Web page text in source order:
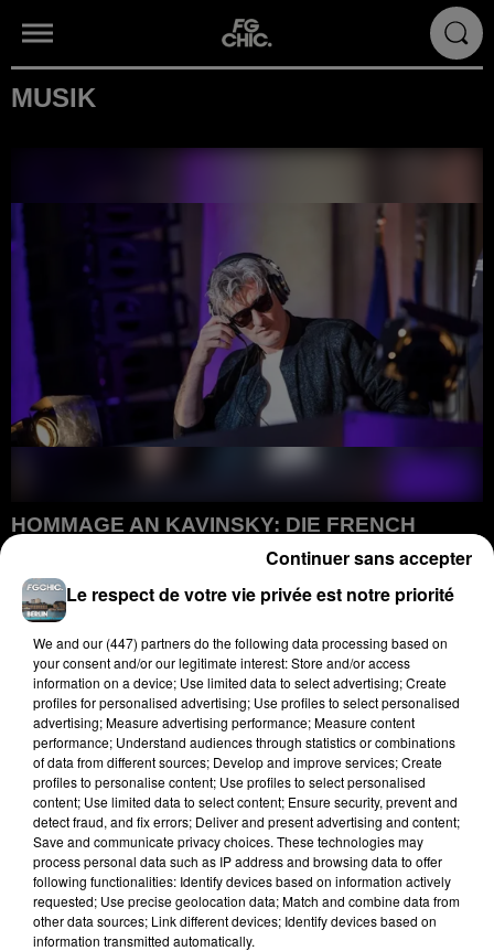
MUSIK
HOMMAGE AN KAVINSKY: DIE FRENCH
TOUCH VERLIERT EINE IHRER GRÖSSTEN...
Hommage an Kavinsky: Die French Touch verliert eine ihrer
größten Ikonen
Le respect de votre vie privée est notre priorité
We and our (447) partnersdo the following data processing based on
your consent and/or our legitimate interest: Store and/or access
information on a device; Use limited data to select advertising; Create
profiles for personalised advertising; Use profiles to select personalised
advertising; Measure advertising performance; Measure content
performance; Understand audiences through statistics or combinations
of data from different sources; Develop and improve services; Create
profiles to personalise content; Use profiles to select personalised
content; Use limited data to select content; Ensure security, prevent and
detect fraud, and fix errors; Deliver and present advertising and content;
Save and communicate privacy choices. These technologies may
process personal data such as IP address and browsing data to offer
following functionalities: Identify devices based on information actively
requested; Use precise geolocation data; Match and combine data from
other data sources; Link different devices; Identify devices based on
information transmitted automatically.
Continuer sans accepter